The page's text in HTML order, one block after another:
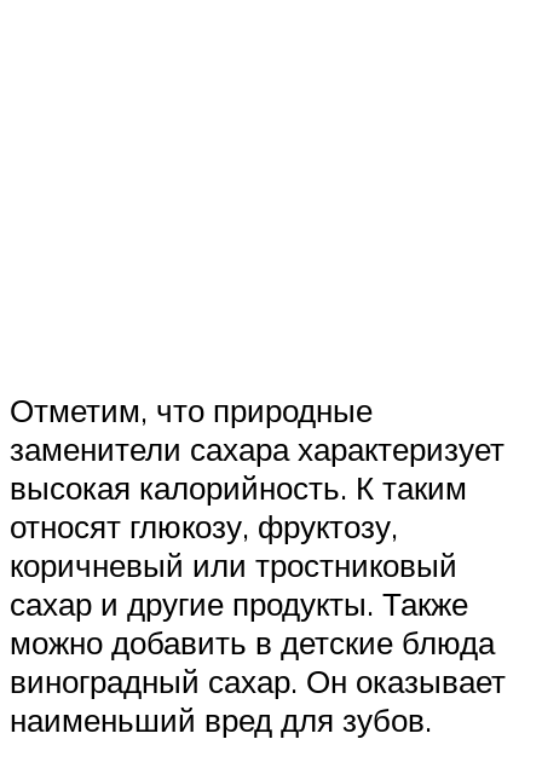
Отметим, что природные
заменители сахара характеризует
высокая калорийность. К таким
относят глюкозу, фруктозу,
коричневый или тростниковый
сахар и другие продукты. Также
можно добавить в детские блюда
виноградный сахар. Он оказывает
наименьший вред для зубов.